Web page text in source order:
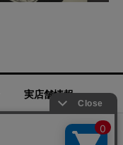
実店舗情報